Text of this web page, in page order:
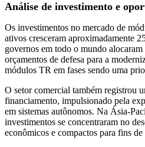
Análise de investimento e
Os investimentos no mercado de
ativos cresceram aproximadamente
governos em todo o mundo alocaram
orçamentos de defesa para a
módulos TR em fases sendo uma
O setor comercial também registrou
financiamento, impulsionado pela
em sistemas autônomos. Na Ásia-
investimentos se concentraram no
econômicos e compactos para fins